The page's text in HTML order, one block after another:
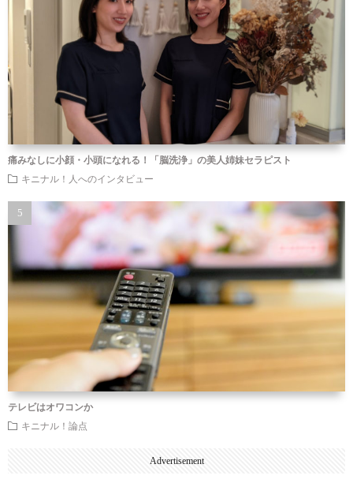
痛みなしに小顔・小頭になれる！「脳洗浄」の美人姉妹セラピスト
キニナル！人へのインタビュー
テレビはオワコンか
キニナル！論点
Advertisement